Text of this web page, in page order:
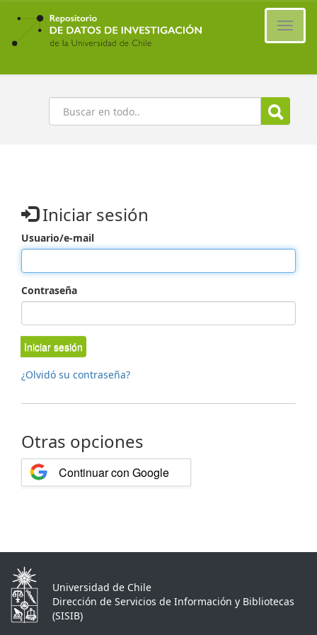
Ir
contenido
principal
Buscar
Iniciar sesión
Usuario/e-mail
Contraseña
Iniciar sesión
¿Olvidó su contraseña?
Otras opciones
Continuar con Google
Universidad de Chile
Dirección de Servicios de Información y Bibliotecas
(SISIB)